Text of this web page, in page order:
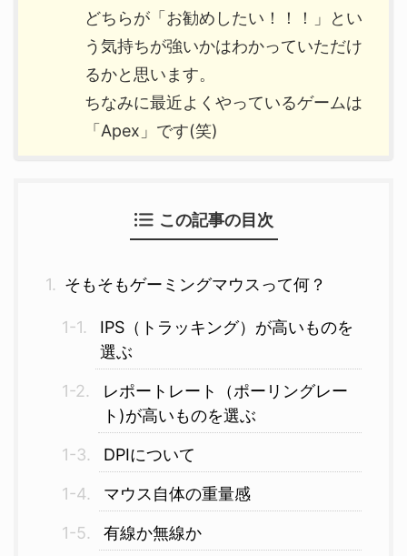
どちらが「お勧めしたい！！！」とい
う気持ちが強いかはわかっていただけ
るかと思います。
ちなみに最近よくやっているゲームは
「Apex」です(笑)
この記事の目次
そもそもゲーミングマウスって何？
IPS（トラッキング）が高いものを
選ぶ
レポートレート（ポーリングレー
ト)が高いものを選ぶ
DPIについて
マウス自体の重量感
有線か無線か